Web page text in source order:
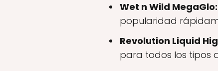
Wet n Wild MegaGlo:
popularidad
Revolution Liquid
para todos los tipos